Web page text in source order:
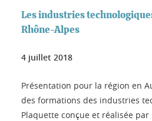
Les industries
Rhône-Alpes
4 juillet 2018
Présentation pour la région en
des formations des industries
Plaquette conçue et réalisée par